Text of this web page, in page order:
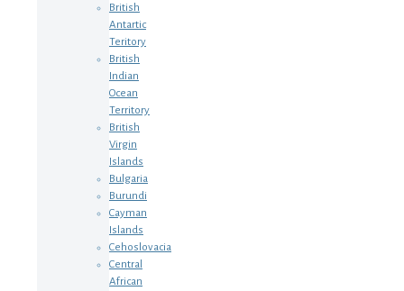
British
Antartic
Teritory
British
Indian
Ocean
Territory
British
Virgin
Islands
Bulgaria
Burundi
Cayman
Islands
Cehoslovacia
Central
African